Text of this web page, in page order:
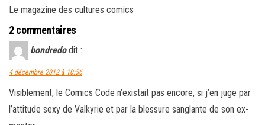
Le magazine des cultures comics
2 commentaires
bondredo dit :
4 décembre 2012 à 10:56
Visiblement, le Comics Code n’existait pas encore, si j’en juge par
l’attitude sexy de Valkyrie et par la blessure sanglante de son ex-